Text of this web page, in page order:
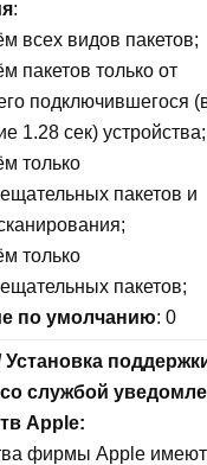
:
всех видов пакетов;
пакетов только от
подключившегося
1.28 сек) устройства;
только
пакетов и
только
пакетов;
по умолчанию: 0
Установка
службой
Apple:
фирмы Apple имеют